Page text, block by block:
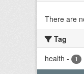
There are
Tag
health - 1